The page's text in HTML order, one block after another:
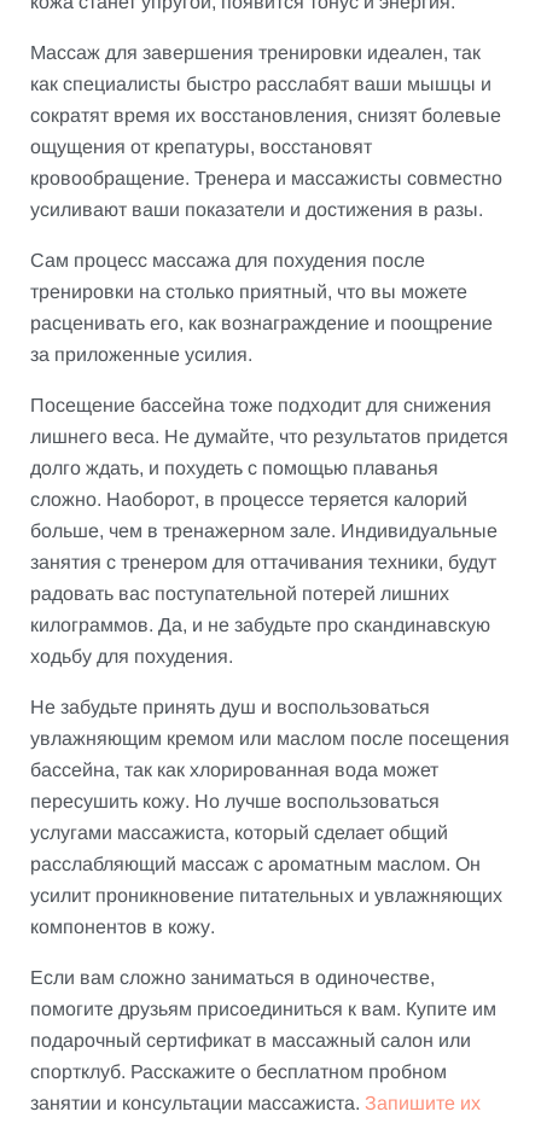
Массаж для завершения тренировки идеален, так
как специалисты быстро расслабят ваши мышцы и
сократят время их восстановления, снизят болевые
ощущения от крепатуры, восстановят
кровообращение. Тренера и массажисты совместно
усиливают ваши показатели и достижения в разы.
Сам процесс массажа для похудения после
тренировки на столько приятный, что вы можете
расценивать его, как вознаграждение и поощрение
за приложенные усилия.
Посещение бассейна тоже подходит для снижения
лишнего веса. Не думайте, что результатов придется
долго ждать, и похудеть с помощью плаванья
сложно. Наоборот, в процессе теряется калорий
больше, чем в тренажерном зале. Индивидуальные
занятия с тренером для оттачивания техники, будут
радовать вас поступательной потерей лишних
килограммов. Да, и не забудьте про скандинавскую
ходьбу для похудения.
Не забудьте принять душ и воспользоваться
увлажняющим кремом или маслом после посещения
бассейна, так как хлорированная вода может
пересушить кожу. Но лучше воспользоваться
услугами массажиста, который сделает общий
расслабляющий массаж с ароматным маслом. Он
усилит проникновение питательных и увлажняющих
компонентов в кожу.
Если вам сложно заниматься в одиночестве,
помогите друзьям присоединиться к вам. Купите им
подарочный сертификат в массажный салон или
спортклуб. Расскажите о бесплатном пробном
занятии и консультации массажиста. Запишите их